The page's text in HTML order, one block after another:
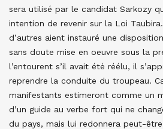
sera utilisé par le candidat Sarkozy
intention de revenir sur la Loi
d’autres aient instauré une
sans doute mise en oeuvre sous la
l’entourent s’il avait été réélu, il
reprendre la conduite du troupeau.
manifestants estimeront comme un
d’un guide au verbe fort qui ne
du pays, mais lui redonnera peut-